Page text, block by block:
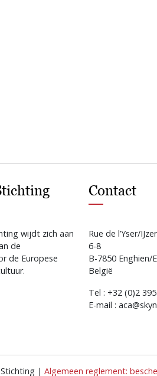
wijdt zich aan
de
de Europese
Contact
Rue de l’Yser/
6-8
B-7850 Enghien/
België
Tel : +32 (0)2
E-mail :
| Algemeen reglement: